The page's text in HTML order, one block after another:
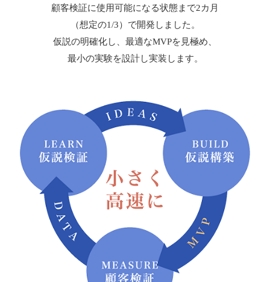
顧客検証に使用可能になる状態まで2カ月
（想定の1/3）で開発しました。
仮説の明確化し、最適なMVPを見極め、
最小の実験を設計し実装します。